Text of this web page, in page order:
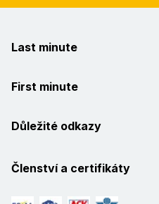
Last minute
First minute
Důležité odkazy
Členství a certifikáty